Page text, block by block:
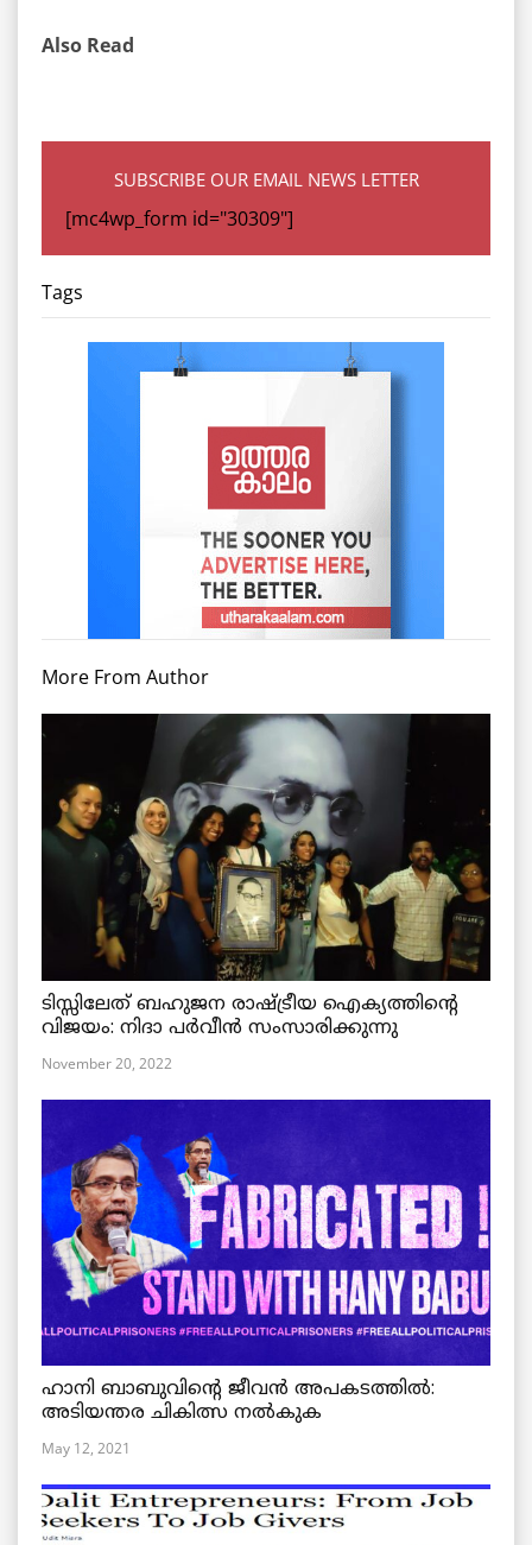
Also Read
SUBSCRIBE OUR EMAIL NEWS LETTER
[mc4wp_form id="30309"]
Tags
More From Author
ടിസ്സിലേത് ബഹുജന രാഷ്ട്രീയ ഐക്യത്തിന്റെ
വിജയം: നിദാ പർവീൻ സംസാരിക്കുന്നു
November 20, 2022
ഹാനി ബാബുവിന്റെ ജീവൻ അപകടത്തിൽ:
അടിയന്തര ചികിത്സ നൽകുക
May 12, 2021